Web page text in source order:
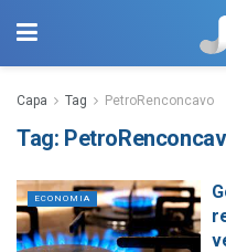
Capa Tag PetroRenconcavo
Tag:
ECONOMIA